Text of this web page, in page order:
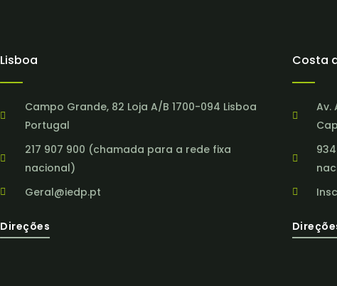
Lisboa
Campo Grande, 82 Loja A/B 1700-094 Lisboa
Portugal
217 907 900 (chamada para a rede fixa
nacional)
Geral@iedp.pt
Direções
Costa
Av.